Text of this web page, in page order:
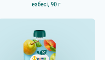
езбесі, 90 г